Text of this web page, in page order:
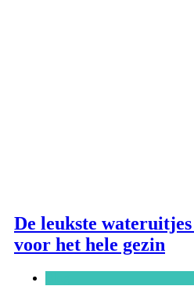
De leukste
voor het hele gezin